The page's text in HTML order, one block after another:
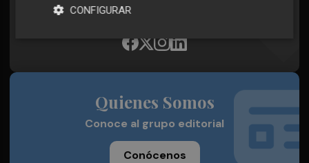
Plaza Podcast, desde cualquier medio
Quienes Somos
Conoce al grupo editorial
Conócenos
CONFIGURAR